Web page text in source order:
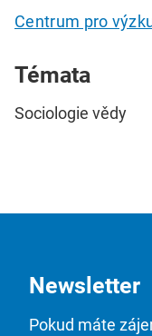
Centrum pro
Témata
Sociologie vědy
Newsletter
Pokud máte